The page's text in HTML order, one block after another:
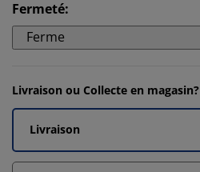
Fermeté:
Ferme
Livraison ou Collecte en magasin?
Livraison